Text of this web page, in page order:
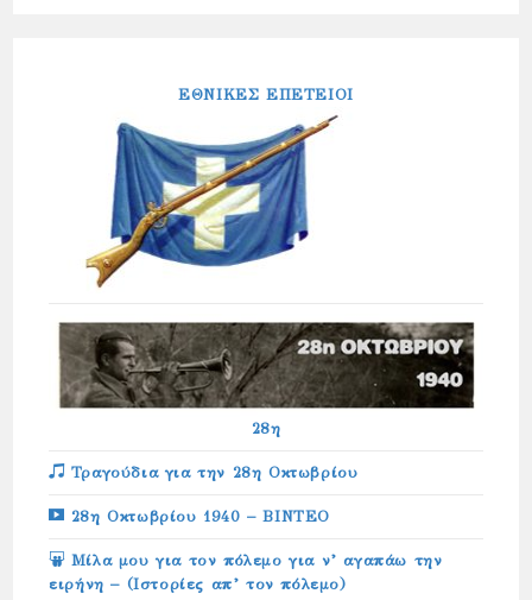
ΕΘΝΙΚΕΣ ΕΠΕΤΕΙΟΙ
28η
Τραγούδια για την 28η Οκτωβρίου
28η Οκτωβρίου 1940 – ΒΙΝΤΕΟ
Μίλα μου για τον πόλεμο για ν’ αγαπάω την
ειρήνη – (Ιστορίες απ’ τον πόλεμο)